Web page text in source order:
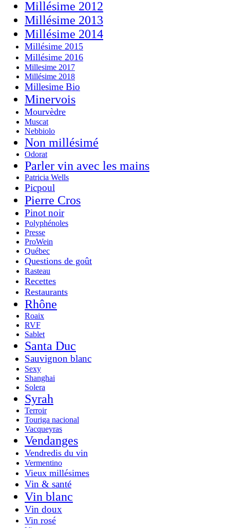
Millésime 2012
Millésime 2013
Millésime 2014
Millésime 2015
Millésime 2016
Millesime 2017
Millésime 2018
Millesime Bio
Minervois
Mourvèdre
Muscat
Nebbiolo
Non millésimé
Odorat
Parler vin avec les mains
Patricia Wells
Picpoul
Pierre Cros
Pinot noir
Polyphénoles
Presse
ProWein
Québec
Questions de goût
Rasteau
Recettes
Restaurants
Rhône
Roaix
RVF
Sablet
Santa Duc
Sauvignon blanc
Sexy
Shanghai
Solera
Syrah
Terroir
Touriga nacional
Vacqueyras
Vendanges
Vendredis du vin
Vermentino
Vieux millésimes
Vin & santé
Vin blanc
Vin doux
Vin rosé